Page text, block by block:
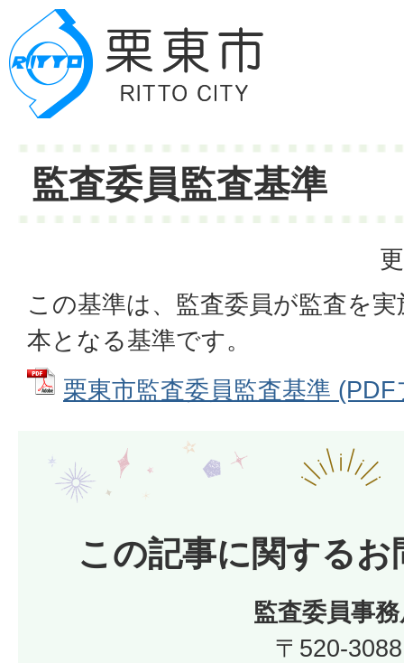
監査委員監査基準
この基準は、監査委員が監査を
本となる基準です。
栗東市監査委員監査基準
この記事に関するお
監査委員事
〒520-3088